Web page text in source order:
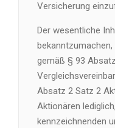
Versicherung
Der wesentliche
gemäß § 93
Absatz 2 Satz 2
Aktionären
kennzeichnenden